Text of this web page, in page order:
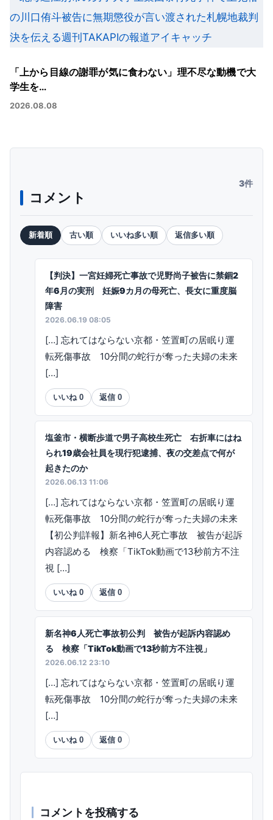
「上から目線の謝罪が気に食わない」理不尽な動機で大
学生を…
2026.08.08
コメント
3件
新着順 古い順 いいね多い順 返信多い順
【判決】一宮妊婦死亡事故で児野尚子被告に禁錮2
年6月の実刑 妊娠9カ月の母死亡、長女に重度脳
障害
2026.06.19 08:05
[…] 忘れてはならない京都・笠置町の居眠り運
転死傷事故 10分間の蛇行が奪った夫婦の未来
[…]
いいね 0 返信 0
塩釜市・横断歩道で男子高校生死亡 右折車にはね
られ19歳会社員を現行犯逮捕、夜の交差点で何が
起きたのか
2026.06.13 11:06
[…] 忘れてはならない京都・笠置町の居眠り運
転死傷事故 10分間の蛇行が奪った夫婦の未来
【初公判詳報】新名神6人死亡事故 被告が起訴
内容認める 検察「TikTok動画で13秒前方不注
視 […]
いいね 0 返信 0
新名神6人死亡事故初公判 被告が起訴内容認め
る 検察「TikTok動画で13秒前方不注視」
2026.06.12 23:10
[…] 忘れてはならない京都・笠置町の居眠り運
転死傷事故 10分間の蛇行が奪った夫婦の未来
[…]
いいね 0 返信 0
コメントを投稿する